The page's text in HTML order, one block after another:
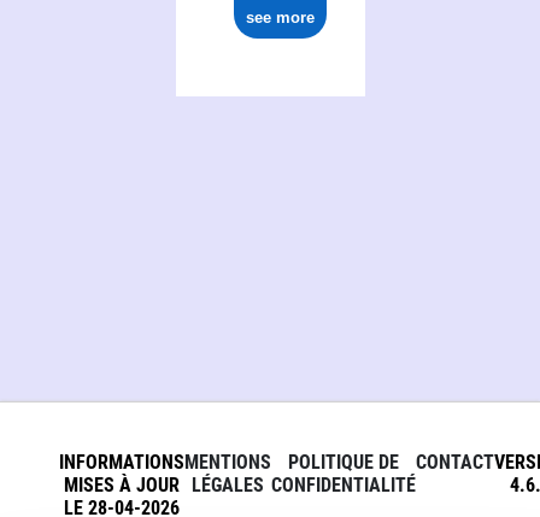
see more
INFORMATIONS
MISES À JOUR
LE 28-04-2026
MENTIONS
LÉGALES
POLITIQUE DE
CONFIDENTIALITÉ
CONTACT